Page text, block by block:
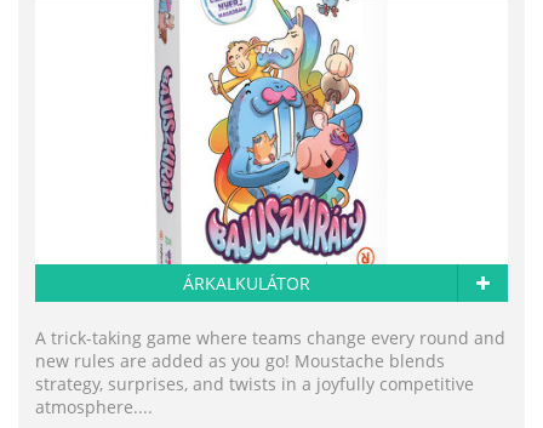
ÁRKALKULÁTOR
A trick-taking game where teams change every round and
new rules are added as you go! Moustache blends
strategy, surprises, and twists in a joyfully competitive
atmosphere....